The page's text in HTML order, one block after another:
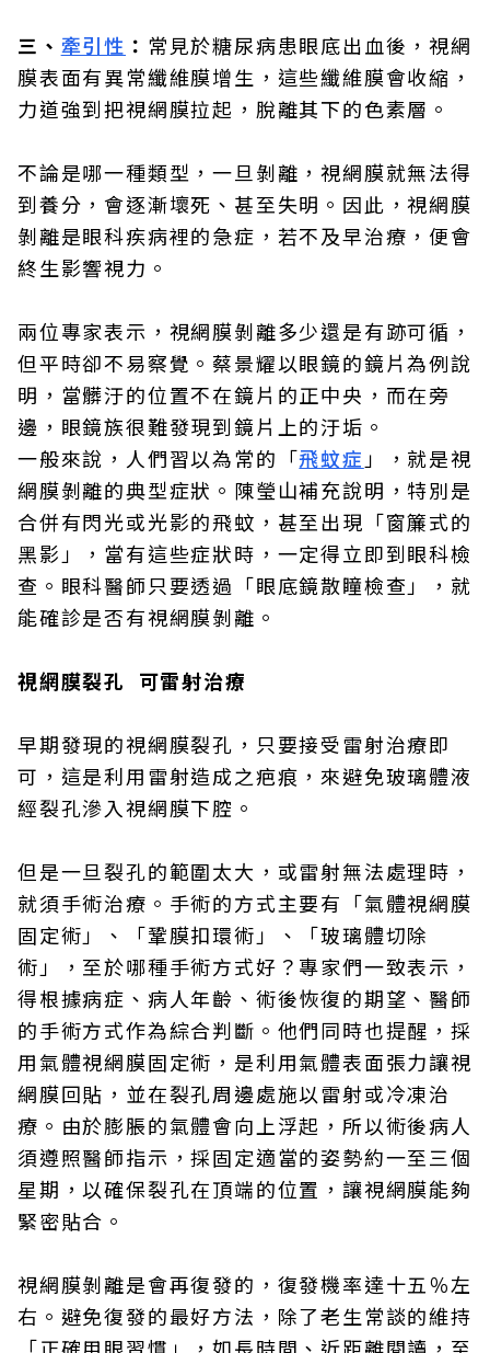
三、 牽引性 ： 常見於糖尿病患眼底出血後，視網
膜表面有異常纖維膜增生，這些纖維膜會收縮，
力道強到把視網膜拉起，脫離其下的色素層。
不論是哪一種類型，一旦剝離，視網膜就無法得
到養分，會逐漸壞死、甚至失明。因此，視網膜
剝離是眼科疾病裡的急症，若不及早治療，便會
終生影響視力。
兩位專家表示，視網膜剝離多少還是有跡可循，
但平時卻不易察覺。蔡景耀以眼鏡的鏡片為例說
明，當髒汙的位置不在鏡片的正中央，而在旁
邊，眼鏡族很難發現到鏡片上的汙垢。
一般來說，人們習以為常的「飛蚊症 」，就是視
網膜剝離的典型症狀。陳瑩山補充說明，特別是
合併有閃光或光影的飛蚊，甚至出現「窗簾式的
黑影」，當有這些症狀時，一定得立即到眼科檢
查。眼科醫師只要透過「眼底鏡散瞳檢查」，就
能確診是否有視網膜剝離。
視網膜裂孔 可雷射治療
早期發現的視網膜裂孔，只要接受雷射治療即
可，這是利用雷射造成之疤痕，來避免玻璃體液
經裂孔滲入視網膜下腔。
但是一旦裂孔的範圍太大，或雷射無法處理時，
就須手術治療。手術的方式主要有「氣體視網膜
固定術」、「鞏膜扣環術」、「玻璃體切除
術」，至於哪種手術方式好？專家們一致表示，
得根據病症、病人年齡、術後恢復的期望、醫師
的手術方式作為綜合判斷。他們同時也提醒，採
用氣體視網膜固定術，是利用氣體表面張力讓視
網膜回貼，並在裂孔周邊處施以雷射或冷凍治
療。由於膨脹的氣體會向上浮起，所以術後病人
須遵照醫師指示，採固定適當的姿勢約一至三個
星期，以確保裂孔在頂端的位置，讓視網膜能夠
緊密貼合。
視網膜剝離是會再復發的，復發機率達十五％左
右。避免復發的最好方法，除了老生常談的維持